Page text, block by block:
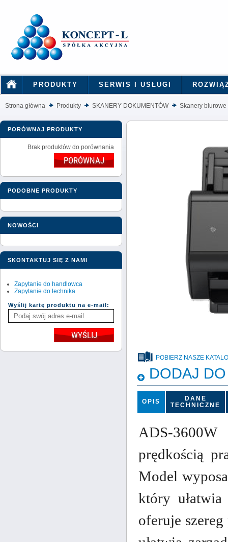
PRODUKTY SERWIS I USŁUGI
Strona główna Produkty SKANERY DOKUMENTÓW Skanery biurowe
PORÓWNAJ PRODUKTY
Brak produktów do porównania
PODOBNE PRODUKTY
NOWOŚCI
SKONTAKTUJ SIĘ Z NAMI
Zapytanie do handlowca
Zapytanie do technika
Wyślij kartę produktu na e-mail:
POBIERZ NASZE
DODAJ
OPIS
DANE
TECHNICZNE
ADS-3600W
prędkością
Model
który
oferuje